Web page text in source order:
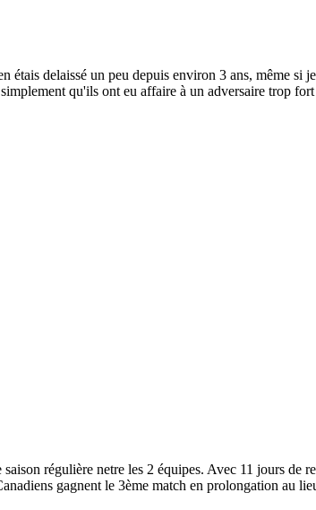
delaissé un peu depuis environ 3 ans, même si
qu'ils ont eu affaire à un adversaire trop
régulière netre les 2 équipes. Avec 11 jours de
gagnent le 3ème match en prolongation au